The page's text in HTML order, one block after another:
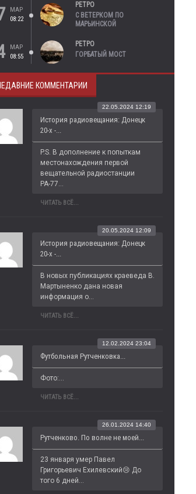
МАР
08:22
РЕТРО
С ВЕТЕРКОМ ПО
МАРЬИНСКОЙ
МАР
08:55
РЕТРО
ГОРБАТЫЙ МОСТ
КОММЕНТАРИИ
История радиовещания: Донецк
20-х -...
22.05.2024 12:19
P.S. В дополнение к попыткам
местонахождения первой
вещательной радиостанции
РА-77...
ЧИТАТЬ ВСЁ...
История радиовещания: Донецк
20-х -...
20.05.2024 12:09
В новых публикациях краеведа В.
Мартыненко дана новая
информация о...
ЧИТАТЬ ВСЁ...
Футбольная Рутченковка...
12.02.2024 23:04
Фото:...
ЧИТАТЬ ВСЁ...
Рутченково. По волне не моей...
26.01.2024 14:40
23 января умер Павел
Григорьевич Ехилевский😢 До
того 6 дней...